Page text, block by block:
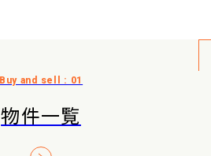
物件一覧